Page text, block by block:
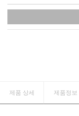
제품 상세 제품정보